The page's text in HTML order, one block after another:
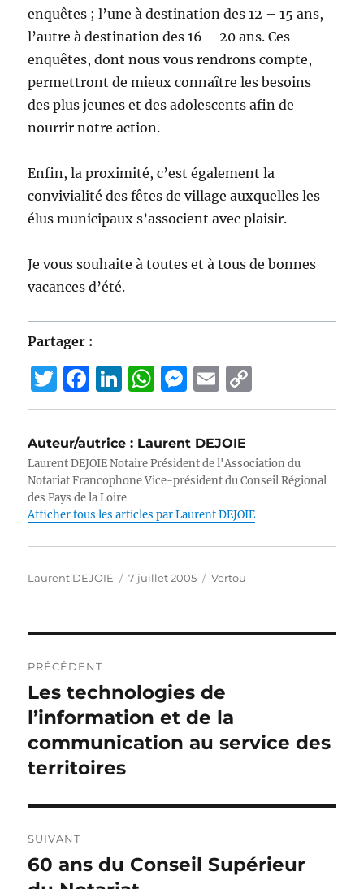
enquêtes ; l’une à destination des 12 – 15 ans,
l’autre à destination des 16 – 20 ans. Ces
enquêtes, dont nous vous rendrons compte,
permettront de mieux connaître les besoins
des plus jeunes et des adolescents afin de
nourrir notre action.
Enfin, la proximité, c’est également la
convivialité des fêtes de village auxquelles les
élus municipaux s’associent avec plaisir.
Je vous souhaite à toutes et à tous de bonnes
vacances d’été.
Partager :
T
w
it
te
r
F
a
c
e
b
o
Li
n
e
d
I
W
h
s
A
p
M
e
ss
e
n
g
E
m
ai
l
o
y
Li
n
Auteur/autrice : Laurent DEJOIE
Laurent DEJOIE Notaire Président de l'Association du
Notariat Francophone Vice-président du Conseil Régional
des Pays de la Loire
Afficher tous les articles par Laurent DEJOIE
Auteur
Laurent DEJOIE
Publié
7 juillet 2005 Catégories
Vertou
de
l’article
PRÉCÉDENT
Publication
précédente :
Les technologies de
l’information et de la
communication au service des
territoires
SUIVANT
Publication
60 ans du Conseil Supérieur